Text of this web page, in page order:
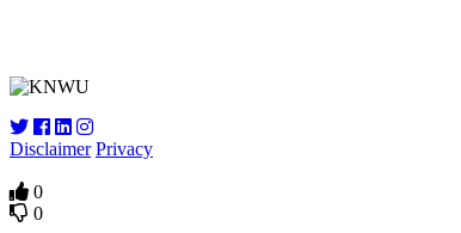
Disclaimer Privacy
0
0